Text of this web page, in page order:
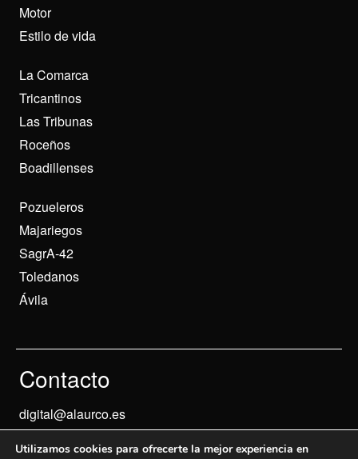
Motor
Estilo de vida
La Comarca
Tricantinos
Las Tribunas
Roceños
Boadillenses
Pozueleros
Majariegos
SagrA-42
Toledanos
Ávila
Contacto
digital@alaurco.es
Utilizamos cookies para ofrecerte la mejor experiencia en